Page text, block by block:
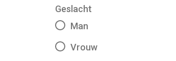
Geslacht
Man
Vrouw